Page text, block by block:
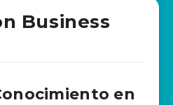
Business
en